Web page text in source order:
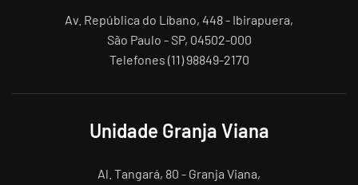
Av. República do Líbano, 448 - Ibirapuera,
São Paulo - SP, 04502-000
Telefones (11) 98849-2170
Unidade Granja Viana
Al. Tangará, 80 - Granja Viana,